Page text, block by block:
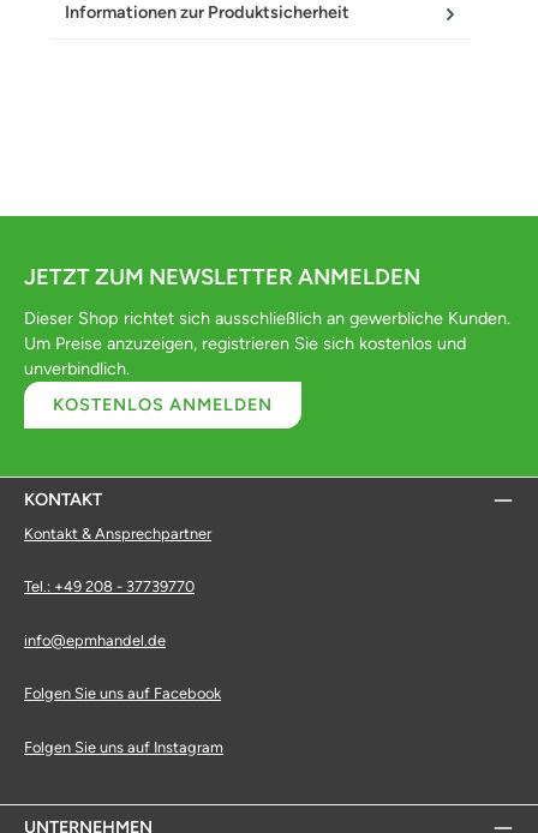
Informationen zur Produktsicherheit
JETZT ZUM NEWSLETTER ANMELDEN
Dieser Shop richtet sich ausschließlich an gewerbliche Kunden.
Um Preise anzuzeigen, registrieren Sie sich kostenlos und
unverbindlich.
KOSTENLOS ANMELDEN
KONTAKT
Kontakt & Ansprechpartner
Tel.: +49 208 - 37739770
info@epmhandel.de
Folgen Sie uns auf Facebook
Folgen Sie uns auf Instagram
UNTERNEHMEN